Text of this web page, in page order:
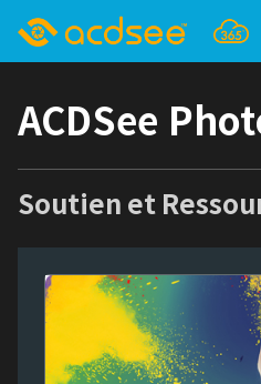
ACDSee
Soutien et